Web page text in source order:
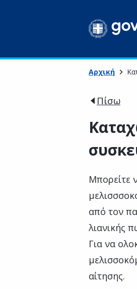
Αρχική
Πίσω
Μπορείτε
από τον
λιανικής
Για να
αίτησης.